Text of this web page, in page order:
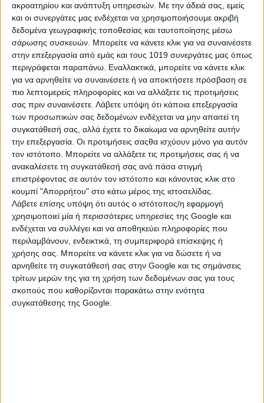
ακροατηρίου και ανάπτυξη υπηρεσιών. Με την άδειά σας, εμείς
και οι συνεργάτες μας ενδέχεται να χρησιμοποιήσουμε ακριβή
δεδομένα γεωγραφικής τοποθεσίας και ταυτοποίησης μέσω
σάρωσης συσκευών. Μπορείτε να κάνετε κλικ για να συναινέσετε
στην επεξεργασία από εμάς και τους 1019 συνεργάτες μας όπως
περιγράφεται παραπάνω. Εναλλακτικά, μπορείτε να κάνετε κλικ
για να αρνηθείτε να συναινέσετε ή να αποκτήσετε πρόσβαση σε
πιο λεπτομερείς πληροφορίες και να αλλάξετε τις προτιμήσεις
σας πριν συναινέσετε. Λάβετε υπόψη ότι κάποια επεξεργασία
των προσωπικών σας δεδομένων ενδέχεται να μην απαιτεί τη
συγκατάθεσή σας, αλλά έχετε το δικαίωμα να αρνηθείτε αυτήν
την επεξεργασία. Οι προτιμήσεις σαςθα ισχύουν μόνο για αυτόν
τον ιστότοπο. Μπορείτε να αλλάξετε τις προτιμήσεις σας ή να
ανακαλέσετε τη συγκατάθεσή σας ανά πάσα στιγμή
επιστρέφοντας σε αυτόν τον ιστότοπο και κάνοντας κλικ στο
κουμπί "Απορρήτου" στο κάτω μέρος της ιστοσελίδας.
Λάβετε επίσης υπόψη ότι αυτός ο ιστότοπος/η εφαρμογή
χρησιμοποιεί μία ή περισσότερες υπηρεσίες της Google και
ενδέχεται να συλλέγει και να αποθηκεύει πληροφορίες που
περιλαμβάνουν, ενδεικτικά, τη συμπεριφορά επίσκεψης ή
χρήσης σας. Μπορείτε να κάνετε κλικ για να δώσετε ή να
αρνηθείτε τη συγκατάθεσή σας στην Google και τις σημάνσεις
τρίτων μερών της για τη χρήση των δεδομένων σας για τους
σκοπούς που καθορίζονται παρακάτω στην ενότητα
συγκατάθεσης της Google.
Επαγγελματικά – οικονομικά
Οι κόντρες για στόχους και φιλοδοξίες που έχεις μπορεί να
είναι πολλές καθώς δεν θα διστάσεις να γίνεις αδιάλλακτος και
συγκρουσιακός για να επιβάλεις τις δικές σου απόψεις. Καλά
θα κάνεις να αφήσεις το ομαδικό πνεύμα να επικρατήσει και να
περιορίσεις απολυταρχικές τάσεις που τελικά δεν θα σε
ωφελήσουν.